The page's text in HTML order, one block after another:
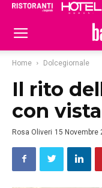
Home Dolcegiornale
Il rito
con
Rosa Oliveri 15 Novembre